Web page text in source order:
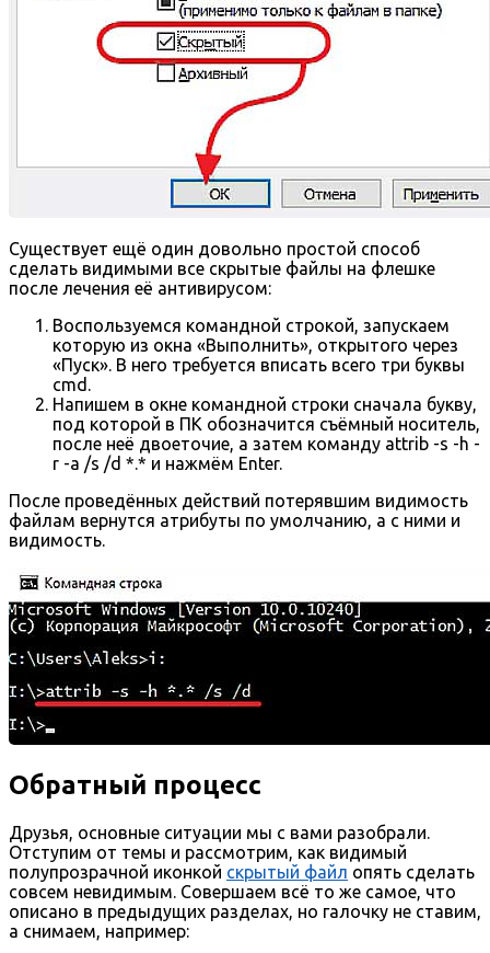
Существует ещё один довольно простой способ
сделать видимыми все скрытые файлы на флешке
после лечения её антивирусом:
Воспользуемся командной строкой, запускаем
которую из окна «Выполнить», открытого через
«Пуск». В него требуется вписать всего три буквы
cmd.
Напишем в окне командной строки сначала букву,
под которой в ПК обозначится съёмный носитель,
после неё двоеточие, а затем команду attrib -s -h -
r -a /s /d *.* и нажмём Enter.
После проведённых действий потерявшим видимость
файлам вернутся атрибуты по умолчанию, а с ними и
видимость.
Обратный процесс
Друзья, основные ситуации мы с вами разобрали.
Отступим от темы и рассмотрим, как видимый
полупрозрачной иконкой скрытый файл опять сделать
совсем невидимым. Совершаем всё то же самое, что
описано в предыдущих разделах, но галочку не ставим,
а снимаем, например: